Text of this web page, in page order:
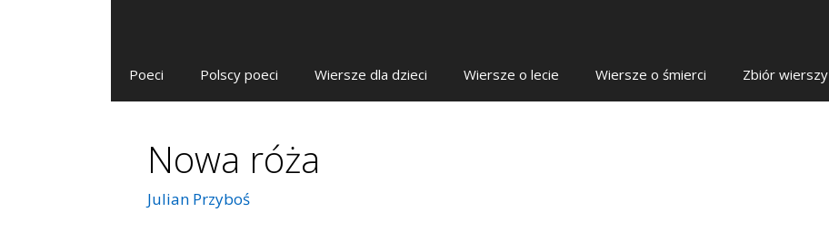
Poeci Polscy poeci Wiersze dla dzieci Wiersze o lecie Wiersze o śmierci Zbiór wierszy
Nowa róża
Julian Przyboś